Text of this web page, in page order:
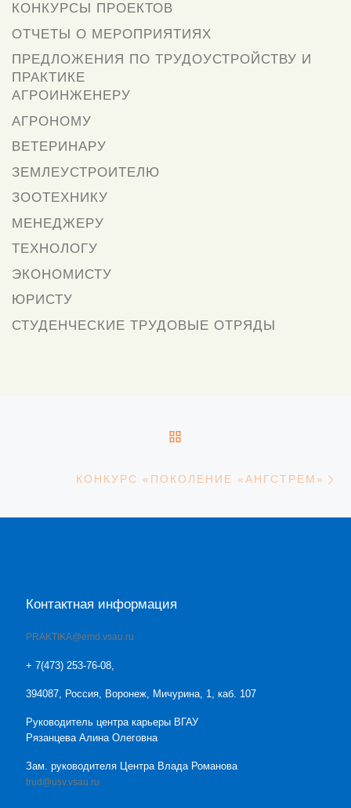
КОНКУРСЫ ПРОЕКТОВ
ОТЧЕТЫ О МЕРОПРИЯТИЯХ
ПРЕДЛОЖЕНИЯ ПО ТРУДОУСТРОЙСТВУ И
ПРАКТИКЕ
АГРОИНЖЕНЕРУ
АГРОНОМУ
ВЕТЕРИНАРУ
ЗЕМЛЕУСТРОИТЕЛЮ
ЗООТЕХНИКУ
МЕНЕДЖЕРУ
ТЕХНОЛОГУ
ЭКОНОМИСТУ
ЮРИСТУ
СТУДЕНЧЕСКИЕ ТРУДОВЫЕ ОТРЯДЫ
КОНКУРС «ПОКОЛЕНИЕ «АНГСТРЕМ»
Контактная информация
PRAKTIKA@emd.vsau.ru
+ 7(473) 253-76-08,
394087, Россия, Воронеж, Мичурина, 1, каб. 107
Руководитель центра карьеры ВГАУ
Рязанцева Алина Олеговна
Зам. руководителя Центра Влада Романова
trud@usv.vsau.ru